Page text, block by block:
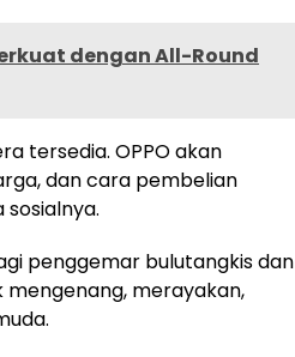
dengan All-Round
tersedia. OPPO akan
dan cara pembelian
penggemar bulutangkis dan
merayakan,